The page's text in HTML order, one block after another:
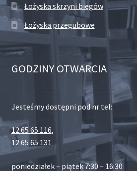
Łożyska skrzyni biegów
Łożyska przegubowe
GODZINY OTWARCIA
Jesteśmy dostępni pod nr tel:
12 65 65 116,
12 65 65 131
poniedziałek – piątek 7:30 – 16:30